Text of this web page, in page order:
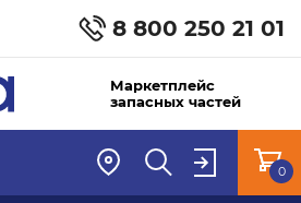
8 800 250 21 01
Маркетплейс
запасных частей
0